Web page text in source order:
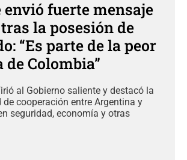
fuerte mensaje
la posesión de
“Es parte de la peor
Colombia”
al Gobierno saliente y destacó la
cooperación entre Argentina y
seguridad, economía y otras